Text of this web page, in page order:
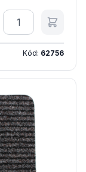
Množstvo
Kód: 62756